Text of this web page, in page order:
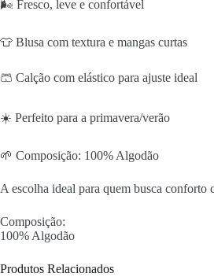
🌬️ Fresco, leve e confortável
👕 Blusa com textura e mangas curtas
🩳 Calção com elástico para ajuste ideal
☀️ Perfeito para a primavera/verão
🌱 Composição: 100% Algodão
A escolha ideal para quem busca conforto
Composição:
100% Algodão
Produtos Relacionados